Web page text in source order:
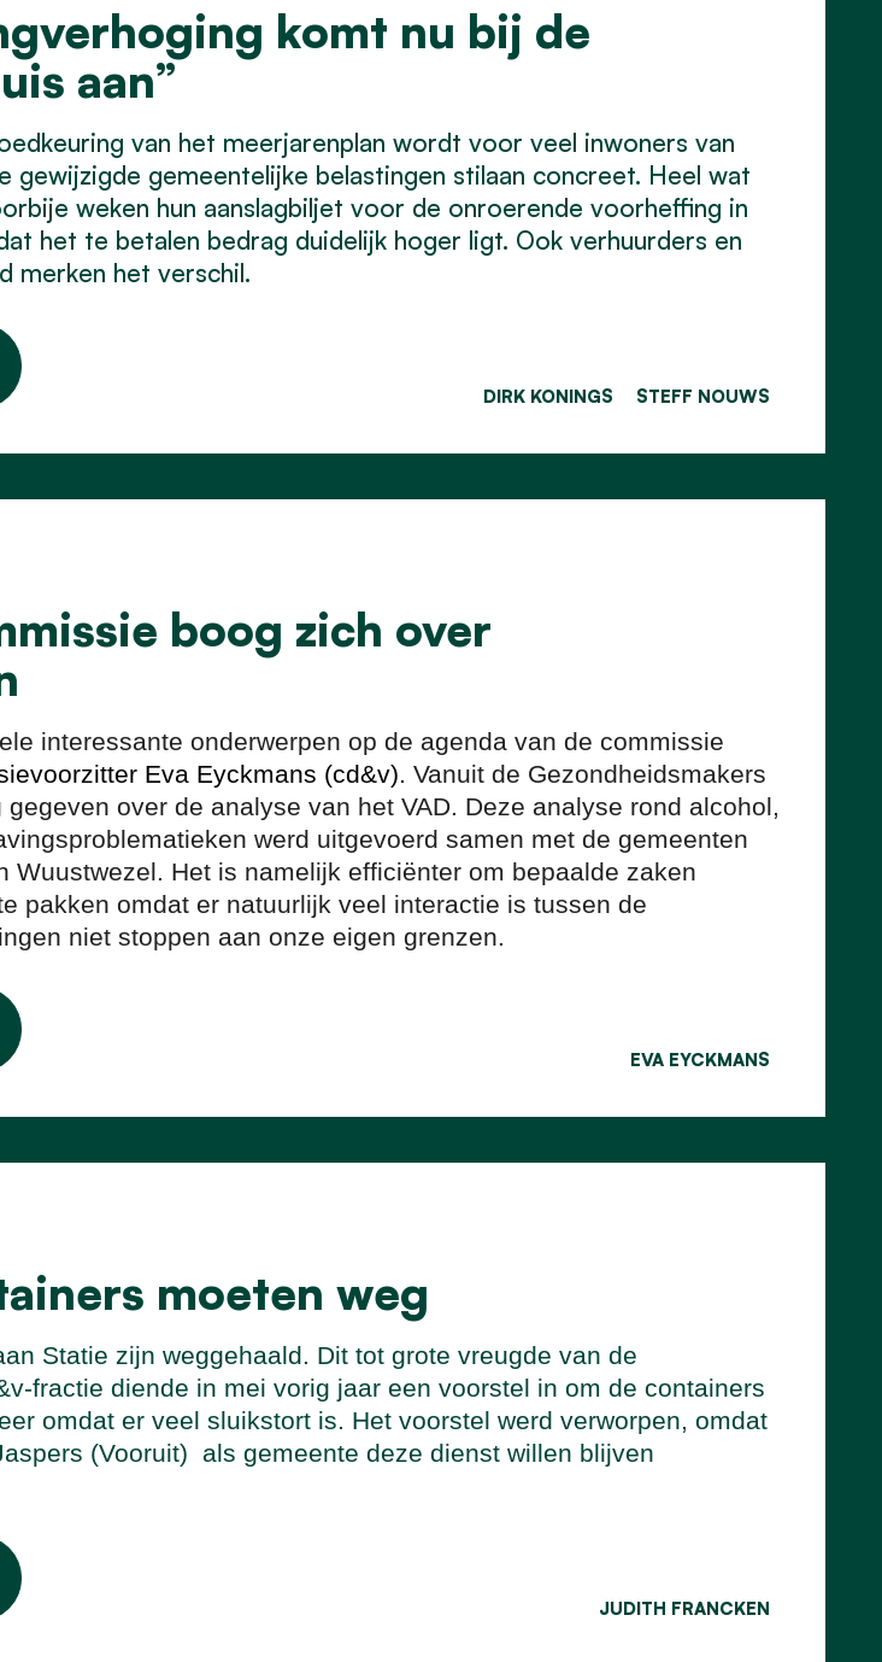
komt nu bij de
aan”
van het meerjarenplan wordt voor veel inwoners van
gewijzigde gemeentelijke belastingen stilaan concreet. Heel wat
weken hun aanslagbiljet voor de onroerende voorheffing in
het te betalen bedrag duidelijk hoger ligt. Ook verhuurders en
merken het verschil.
DIRK KONINGS STEFF NOUWS
boog zich over
interessante onderwerpen op de agenda van de commissie
Eva Eyckmans (cd&v). Vanuit de Gezondheidsmakers
over de analyse van het VAD. Deze analyse rond alcohol,
werd uitgevoerd samen met de gemeenten
Wuustwezel. Het is namelijk efficiënter om bepaalde zaken
pakken omdat er natuurlijk veel interactie is tussen de
niet stoppen aan onze eigen grenzen.
EVA EYCKMANS
moeten weg
Statie zijn weggehaald. Dit tot grote vreugde van de
fractie diende in mei vorig jaar een voorstel in om de containers
omdat er veel sluikstort is. Het voorstel werd verworpen, omdat
(Vooruit)
als gemeente deze dienst willen blijven
JUDITH FRANCKEN